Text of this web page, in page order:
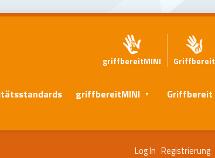
griffbereitMINI Griffbereit
griffbereitMINI Griffbereit
Log In Registrierung